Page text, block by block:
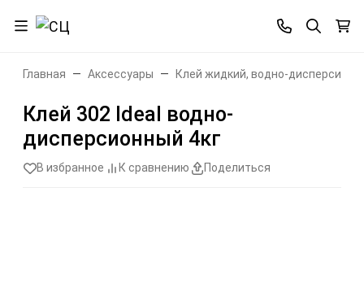
Главная Аксессуары Клей жидкий, водно-
Клей 302 Ideal водно-
дисперсионный 4кг
В избранное К сравнению Поделиться